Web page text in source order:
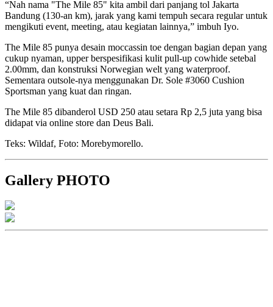
“Nah nama "The Mile 85" kita ambil dari panjang tol Jakarta
Bandung (130-an km), jarak yang kami tempuh secara regular untuk
mengikuti event, meeting, atau kegiatan lainnya,” imbuh Iyo.
The Mile 85 punya desain moccassin toe dengan bagian depan yang
cukup nyaman, upper berspesifikasi kulit pull-up cowhide setebal
2.00mm, dan konstruksi Norwegian welt yang waterproof.
Sementara outsole-nya menggunakan Dr. Sole #3060 Cushion
Sportsman yang kuat dan ringan.
The Mile 85 dibanderol USD 250 atau setara Rp 2,5 juta yang bisa
didapat via online store dan Deus Bali.
Teks: Wildaf, Foto: Morebymorello.
Gallery PHOTO